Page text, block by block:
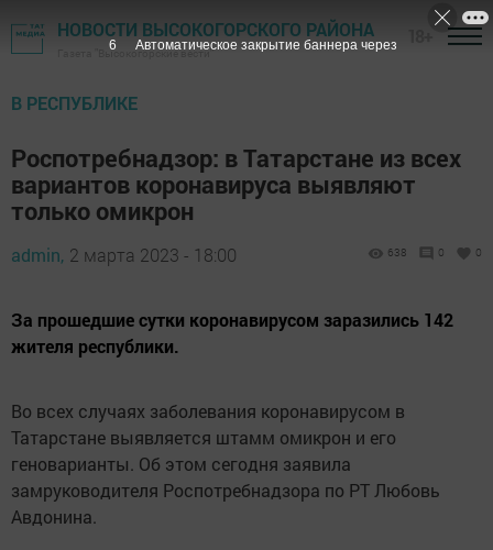
НОВОСТИ ВЫСОКОГОРСКОГО РАЙОНА
Газета "Высокогорские вести"
В РЕСПУБЛИКЕ
Роспотребнадзор: в Татарстане из всех
вариантов коронавируса выявляют
только омикрон
admin, 2 марта 2023 - 18:00 638 0 0
За прошедшие сутки коронавирусом заразились 142
жителя республики.
Во всех случаях заболевания коронавирусом в
Татарстане выявляется штамм омикрон и его
геноварианты. Об этом сегодня заявила
замруководителя Роспотребнадзора по РТ Любовь
Авдонина.
5 Автоматическое закрытие баннера через